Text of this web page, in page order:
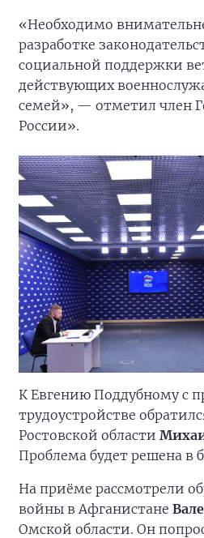
«Необходимо
разработке
социальной поддержки
действующих
семей», — отметил член
России».
К Евгению Поддубному с
трудоустройстве
Ростовской области
Проблема будет решена в
На приёме рассмотрели
войны в Афганистане
Омской области. Он